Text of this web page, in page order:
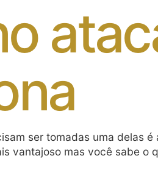
ser tomadas uma delas
vantajoso mas você sabe o